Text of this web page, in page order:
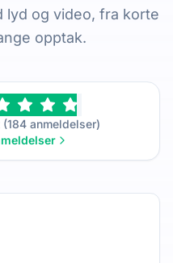
lyd og video, fra korte
opptak.
(184 anmeldelser)